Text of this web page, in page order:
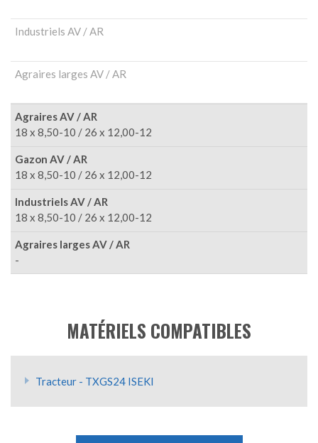
Industriels AV / AR
Agraires larges AV / AR
Agraires AV / AR
18 x 8,50-10 / 26 x 12,00-12
Gazon AV / AR
18 x 8,50-10 / 26 x 12,00-12
Industriels AV / AR
18 x 8,50-10 / 26 x 12,00-12
Agraires larges AV / AR
-
MATÉRIELS COMPATIBLES
Tracteur - TXGS24 ISEKI